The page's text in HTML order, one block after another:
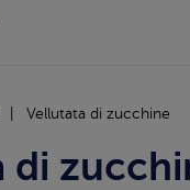
Vellutata di zucchine
di